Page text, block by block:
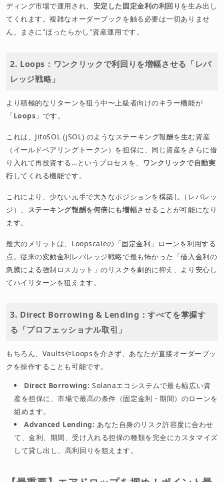
ディング市場で運用され、 安定した固定金利の利回り を生み出し
てくれます。複雑なオーダーブックを触る必要は一切ありませ
ん。まさに"ほったらかし"資産運用です。
2. Loops：ワンクリックで利回りを増幅させる「レバ
レッジ戦略」
より積極的なリターンを狙う中〜上級者向けのキラー機能が
「Loops 」です。
これは、JitoSOL (jSOL) のようなステーキング報酬を生む資産
（イールドベアリングトークン）を担保に、同じ資産をさらに借
り入れて再投資する…というプロセスを、
ワンクリックで自動実
行 してくれる機能です。
これにより、少ない元手で大きなポジションを構築し（レバレッ
ジ）、
ステーキング報酬を何倍にも増幅させることが可能になり
ます。
最大のメリットは、Loopscaleの「固定金利」ローンを利用する
点。従来の変動金利レバレッジ戦略で最も怖かった「借入金利の
急騰による強制ロスカット」のリスクを劇的に抑え、より安心し
てハイリターンを狙えます。
3. Direct Borrowing & Lending：すべてを掌握す
る「プロフェッショナル取引」
もちろん、VaultsやLoopsを介さず、あなたが直接オーダーブッ
クを操作することも可能です。
Direct Borrowing: Solanaエコシステムで最も幅広い資
産を担保に、市場で最高の条件（固定金利・期間）のローンを
組めます。
Advanced Lending: あなた自身のリスク許容度に合わせ
て、金利、期間、受け入れる担保の種類を完全にカスタマイズ
して貸し出し、高利回りを狙えます。